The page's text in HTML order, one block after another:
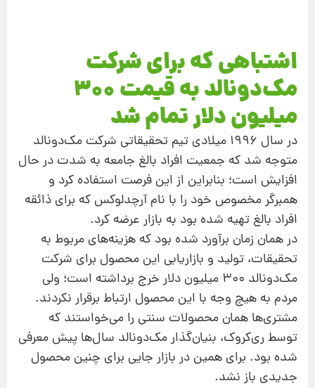
اشتباهی که برای شرکت
مک‌دونالد به قیمت 300
میلیون دلار تمام شد
در سال 1996 میلادی تیم تحقیقاتی شرکت مک‌دونالد
متوجه شد که جمعیت افراد بالغ جامعه به شدت در حال
افزایش است؛ بنابراین از این فرصت استفاده کرد و
همبرگر مخصوص خود را با نام آرچدلوکس که برای ذائقه‌
افراد بالغ تهیه شده بود به بازار عرضه کرد.
در همان زمان برآورد شده بود که هزینه‌های مربوط به
تحقیقات، تولید و بازاریابی این محصول برای شرکت
مک‌دونالد 300 میلیون دلار خرج برداشته است؛ ولی
مردم به هیچ‌ وجه با این محصول ارتباط برقرار نکردند.
مشتری‌ها همان محصولات سنتی را می‌خواستند که
توسط ری‌کروک، بنیان‌گذار مک‌دونالد سال‌ها پیش معرفی
شده بود. برای همین در بازار جایی برای چنین محصول
جدیدی باز نشد.